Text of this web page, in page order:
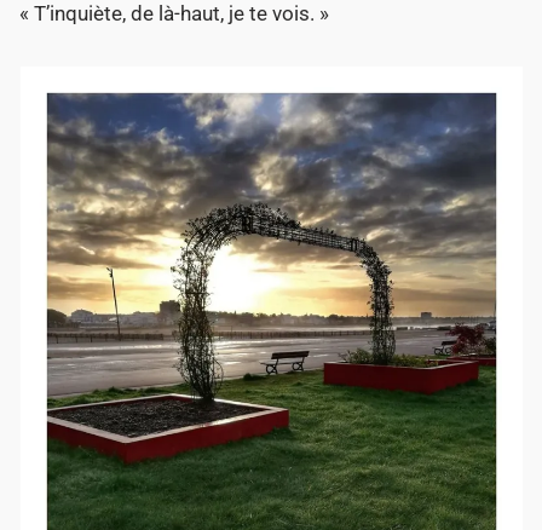
« T’inquiète, de là-haut, je te vois. »